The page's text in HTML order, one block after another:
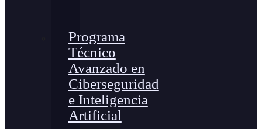
Programa
Técnico
Avanzado en
Ciberseguridad
e Inteligencia
Artificial